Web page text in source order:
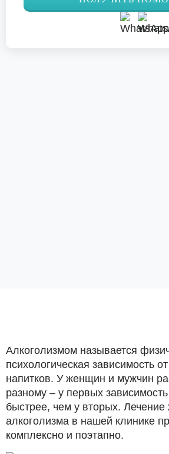
Алкоголизмом называется
психологическая зависимость
напитков. У женщин и мужчин
разному – у первых
быстрее, чем у вторых. Лечение
алкоголизма в нашей клинике
комплексно и поэтапно.